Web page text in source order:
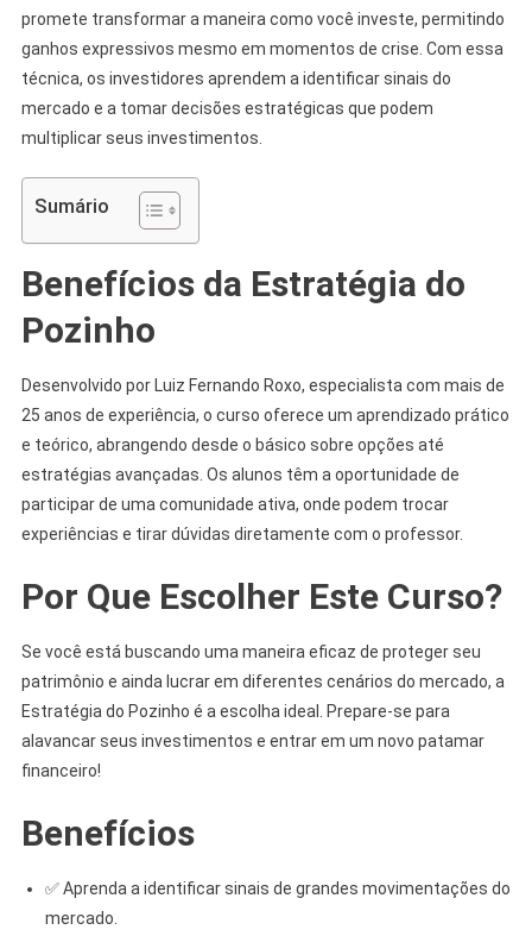
promete transformar a maneira como você investe, permitindo
ganhos expressivos mesmo em momentos de crise. Com essa
técnica, os investidores aprendem a identificar sinais do
mercado e a tomar decisões estratégicas que podem
multiplicar seus investimentos.
Sumário
Benefícios da Estratégia do
Pozinho
Desenvolvido por Luiz Fernando Roxo, especialista com mais de
25 anos de experiência, o curso oferece um aprendizado prático
e teórico, abrangendo desde o básico sobre opções até
estratégias avançadas. Os alunos têm a oportunidade de
participar de uma comunidade ativa, onde podem trocar
experiências e tirar dúvidas diretamente com o professor.
Por Que Escolher Este Curso?
Se você está buscando uma maneira eficaz de proteger seu
patrimônio e ainda lucrar em diferentes cenários do mercado, a
Estratégia do Pozinho é a escolha ideal. Prepare-se para
alavancar seus investimentos e entrar em um novo patamar
financeiro!
Benefícios
✅ Aprenda a identificar sinais de grandes movimentações do
mercado.